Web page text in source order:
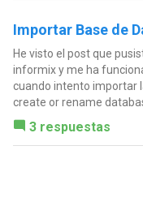
Importar Base de
He visto el post que
informix y me ha
cuando intento importar
create or rename
3 respuestas